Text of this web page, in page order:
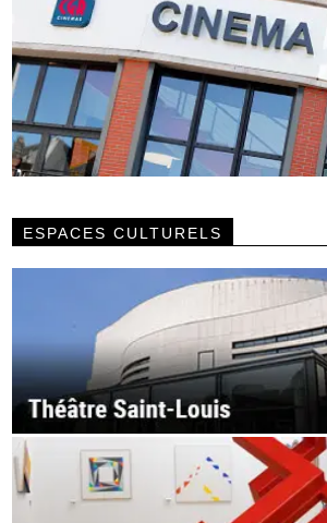
ESPACES CULTURELS